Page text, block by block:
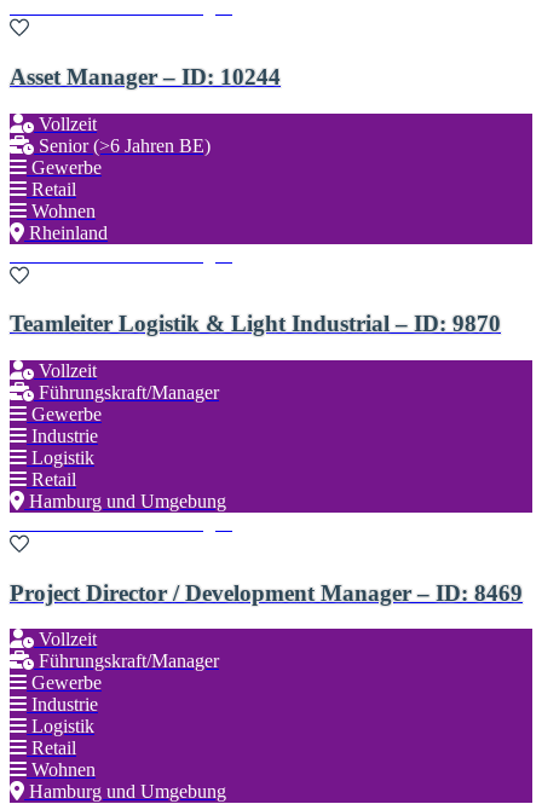
Asset Manager – ID: 10244
Vollzeit
Senior (>6 Jahren BE)
Gewerbe
Retail
Wohnen
Rheinland
Teamleiter Logistik & Light Industrial – ID: 9870
Vollzeit
Führungskraft/Manager
Gewerbe
Industrie
Logistik
Retail
Hamburg und Umgebung
Project Director / Development Manager – ID: 8469
Vollzeit
Führungskraft/Manager
Gewerbe
Industrie
Logistik
Retail
Wohnen
Hamburg und Umgebung